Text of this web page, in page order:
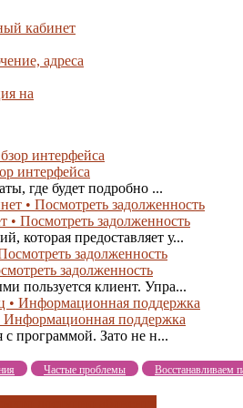
кабинет
адреса
на
интерфейса
где будет подробно ...
Посмотреть задолженность
которая предоставляет у...
задолженность
пользуется клиент. Упра...
поддержка
с программой. Зато не н...
Частые проблемы Восстанавливаем